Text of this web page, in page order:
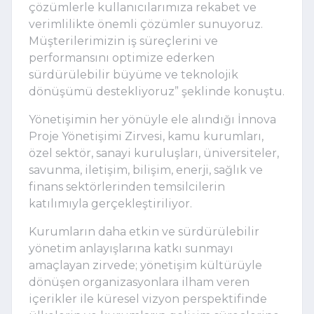
çözümlerle kullanıcılarımıza rekabet ve
verimlilikte önemli çözümler sunuyoruz.
Müşterilerimizin iş süreçlerini ve
performansını optimize ederken
sürdürülebilir büyüme ve teknolojik
dönüşümü destekliyoruz” şeklinde konuştu.
Yönetişimin her yönüyle ele alındığı İnnova
Proje Yönetişimi Zirvesi, kamu kurumları,
özel sektör, sanayi kuruluşları, üniversiteler,
savunma, iletişim, bilişim, enerji, sağlık ve
finans sektörlerinden temsilcilerin
katılımıyla gerçekleştiriliyor.
Kurumların daha etkin ve sürdürülebilir
yönetim anlayışlarına katkı sunmayı
amaçlayan zirvede; yönetişim kültürüyle
dönüşen organizasyonlara ilham veren
içerikler ile küresel vizyon perspektifinde